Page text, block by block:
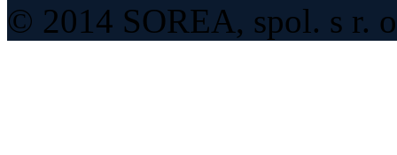
© 2014 SOREA, spol. s r.